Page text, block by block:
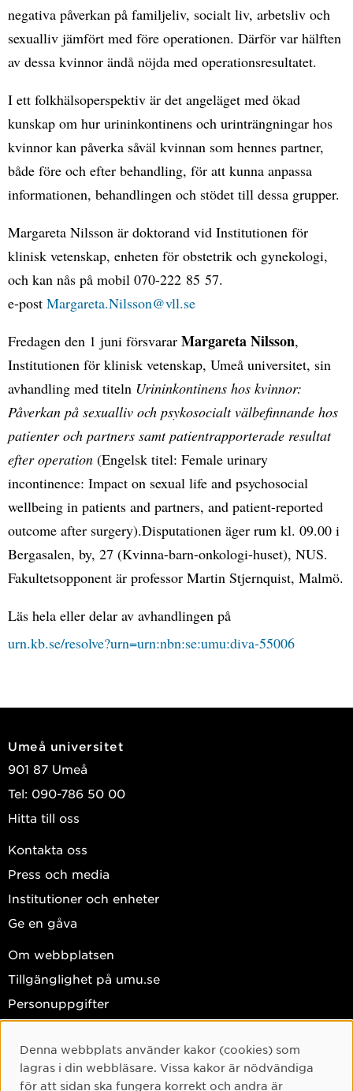
negativa påverkan på familjeliv, socialt liv, arbetsliv och
sexualliv jämfört med före operationen. Därför var hälften
av dessa kvinnor ändå nöjda med operationsresultatet.
I ett folkhälsoperspektiv är det angeläget med ökad
kunskap om hur urininkontinens och urinträngningar hos
kvinnor kan påverka såväl kvinnan som hennes partner,
både före och efter behandling, för att kunna anpassa
informationen, behandlingen och stödet till dessa grupper.
Margareta Nilsson är doktorand vid Institutionen för
klinisk vetenskap, enheten för obstetrik och gynekologi,
och kan nås på mobil 070-222 85 57.
e-post Margareta.Nilsson@vll.se
Fredagen den 1 juni försvarar Margareta Nilsson,
Institutionen för klinisk vetenskap, Umeå universitet, sin
avhandling med titeln Urininkontinens hos kvinnor:
Påverkan på sexualliv och psykosocialt välbefinnande hos
patienter och partners samt patientrapporterade resultat
efter operation (Engelsk titel: Female urinary
incontinence: Impact on sexual life and psychosocial
wellbeing in patients and partners, and patient-reported
outcome after surgery).Disputationen äger rum kl. 09.00 i
Bergasalen, by, 27 (Kvinna-barn-onkologi-huset), NUS.
Fakultetsopponent är professor Martin Stjernquist, Malmö.
Läs hela eller delar av avhandlingen på
urn.kb.se/resolve?urn=urn:nbn:se:umu:diva-55006
Umeå universitet
901 87 Umeå
Tel: 090-786 50 00
Hitta till oss
Kontakta oss
Press och media
Institutioner och enheter
Ge en gåva
Om webbplatsen
Tillgänglighet på umu.se
Personuppgifter
Facebook
Instagram
Cookie-samtycke
Denna webbplats använder kakor (cookies) som
lagras i din webbläsare. Vissa kakor är nödvändiga
för att sidan ska fungera korrekt och andra är